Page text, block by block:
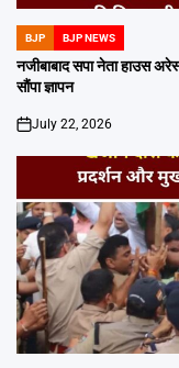
POSTED
IN
BJP BJP NEWS
नजीबाबाद सपा नेता हाउस
सौंपा ज्ञापन
on
July 22, 2026